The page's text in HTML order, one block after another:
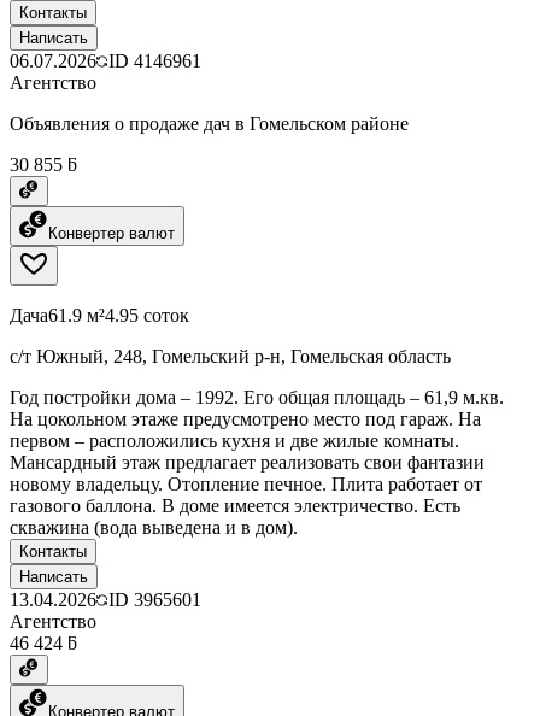
Контакты
Написать
06.07.2026 ID 4146961
Агентство
Объявления о продаже дач в Гомельском районе
30 855 ƃ
Конвертер валют
Дача61.9 м²4.95 соток
с/т Южный, 248, Гомельский р-н, Гомельская область
Год постройки дома – 1992. Его общая площадь – 61,9 м.кв.
На цокольном этаже предусмотрено место под гараж. На
первом – расположились кухня и две жилые комнаты.
Мансардный этаж предлагает реализовать свои фантазии
новому владельцу. Отопление печное. Плита работает от
газового баллона. В доме имеется электричество. Есть
скважина (вода выведена и в дом).
Контакты
Написать
13.04.2026 ID 3965601
Агентство
46 424 ƃ
Конвертер валют